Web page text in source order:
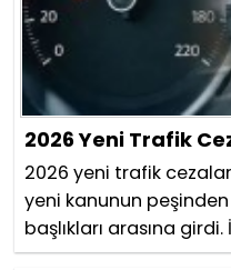
2026 Yeni Trafik
2026 yeni trafik
yeni kanunun
başlıkları arasına